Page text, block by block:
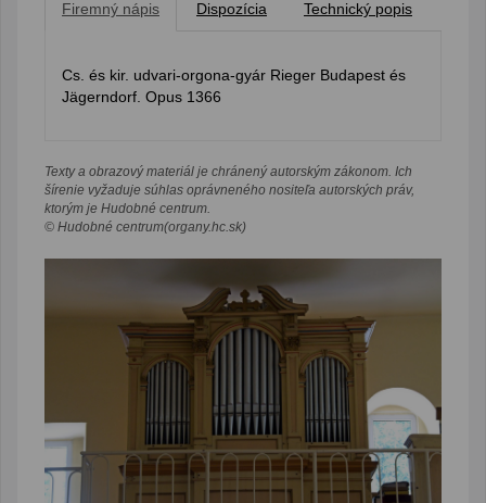
Firemný nápis Dispozícia Technický popis
Cs. és kir. udvari-orgona-gyár Rieger Budapest és
Jägerndorf. Opus 1366
Texty a obrazový materiál je chránený autorským zákonom. Ich
šírenie vyžaduje súhlas oprávneného nositeľa autorských práv,
ktorým je Hudobné centrum.
© Hudobné centrum(organy.hc.sk)